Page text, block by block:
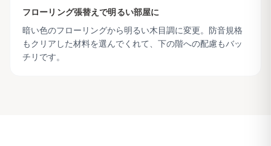
フローリング張替えで明るい部屋に
暗い色のフローリングから明るい木目調に変更。防音規格
もクリアした材料を選んでくれて、下の階への配慮もバッ
チリです。